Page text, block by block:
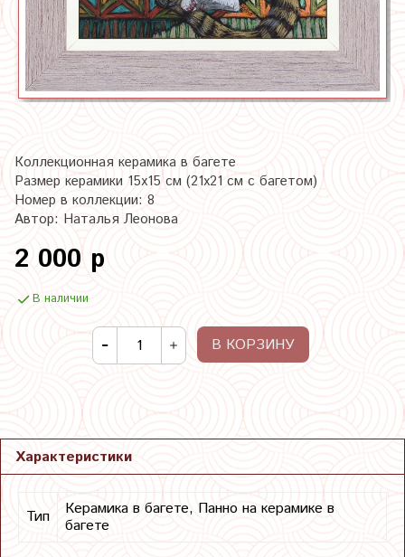
Коллекционная керамика в багете
Размер керамики 15х15 см (21х21 см с багетом)
Номер в коллекции: 8
Автор: Наталья Леонова
2 000 р
В наличии
В КОРЗИНУ
Характеристики
Тип
Керамика в багете, Панно на керамике в
багете